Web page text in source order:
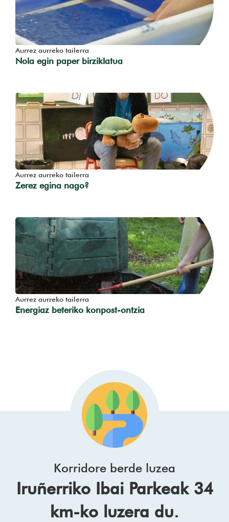
Aurrez aurreko tailerra
Nola egin paper birziklatua
Aurrez aurreko tailerra
Zerez egina nago?
Aurrez aurreko tailerra
Energiaz beteriko konpost-ontzia
Korridore berde luzea
Iruñerriko Ibai Parkeak 34
km-ko luzera du.